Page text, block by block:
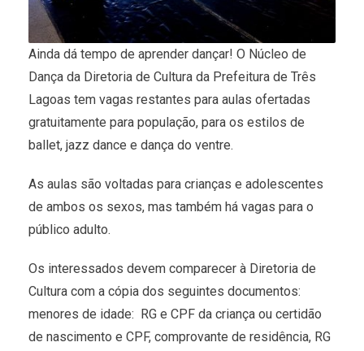
Ainda dá tempo de aprender dançar! O Núcleo de
Dança da Diretoria de Cultura da Prefeitura de Três
Lagoas tem vagas restantes para aulas ofertadas
gratuitamente para população, para os estilos de
ballet, jazz dance e dança do ventre.
As aulas são voltadas para crianças e adolescentes
de ambos os sexos, mas também há vagas para o
público adulto.
Os interessados devem comparecer à Diretoria de
Cultura com a cópia dos seguintes documentos:
menores de idade: RG e CPF da criança ou certidão
de nascimento e CPF, comprovante de residência, RG